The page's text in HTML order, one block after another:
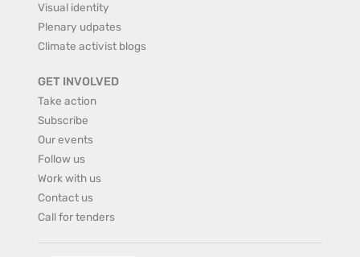
Visual identity
Plenary udpates
Climate activist blogs
GET INVOLVED
Take action
Subscribe
Our events
Follow us
Work with us
Contact us
Call for tenders